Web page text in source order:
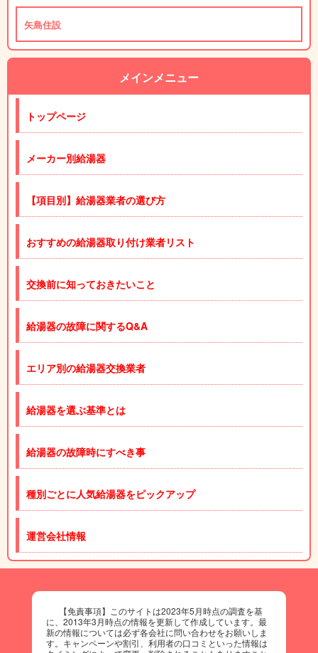
矢島住設
メインメニュー
トップページ
メーカー別給湯器
【項目別】給湯器業者の選び方
おすすめの給湯器取り付け業者リスト
交換前に知っておきたいこと
給湯器の故障に関するQ&A
エリア別の給湯器交換業者
給湯器を選ぶ基準とは
給湯器の故障時にすべき事
種別ごとに人気給湯器をピックアップ
運営会社情報
【免責事項】このサイトは2023年5月時点の調査を基
に、2013年3月時点の情報を更新して作成しています。最
新の情報については必ず各会社に問い合わせをお願いしま
す。キャンペーンや割引、利用者の口コミといった情報は